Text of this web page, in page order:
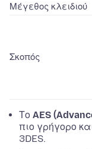
Μέγεθος κλειδιού
Σκοπός
Το AES
πιο γρήγορο
3DES.